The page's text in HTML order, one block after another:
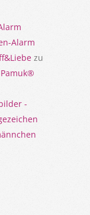
Alarm
zu
-